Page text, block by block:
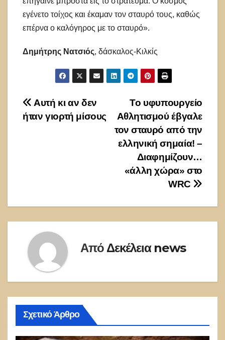
εγένετο τοίχος και έκαμαν τον σταυρό τους, καθώς
επέρνα ο καλόγηρος με το σταυρό».
Δημήτρης Νατσιός, δάσκαλος-Κιλκίς
Πλοήγηση
άρθρων
Το υφυπουργείο
Αθλητισμού έβγαλε
τον σταυρό από την
ελληνική σημαία! –
Διαφημίζουν…
«άλλη χώρα» στο
WRC
Αυτή κι αν δεν
ήταν γιορτή μίσους
Από Δεκέλεια news
Σχετικό Άρθρο